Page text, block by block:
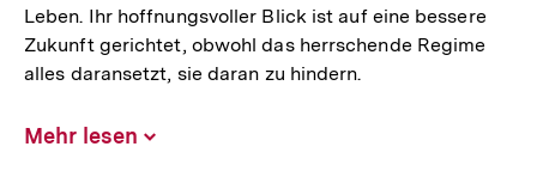
Leben. Ihr hoffnungsvoller Blick ist auf eine bessere
Zukunft gerichtet, obwohl das herrschende Regime
alles daransetzt, sie daran zu hindern.
Mehr lesen